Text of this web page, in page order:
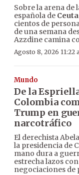
Sobre la arena de
española de Ceuta
cientos de
de una semana
Azzdine camina
Agosto 8, 2026 11:22
Mundo
De la
Colombia
Trump en
narcotráfico
El derechista
la presidencia de
mano dura a
estrecha lazos
negociaciones de